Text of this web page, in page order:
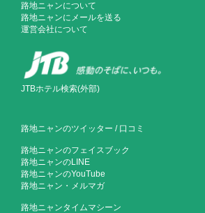
路地ニャンについて
路地ニャンにメールを送る
運営会社について
JTBホテル検索(外部)
路地ニャンのツイッター / 口コミ
路地ニャンのフェイスブック
路地ニャンのLINE
路地ニャンのYouTube
路地ニャン・メルマガ
路地ニャンタイムマシーン